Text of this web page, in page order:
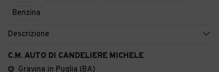
Benzina
Descrizione
C.M. AUTO DI CANDELIERE MICHELE
Gravina in Puglia (BA)